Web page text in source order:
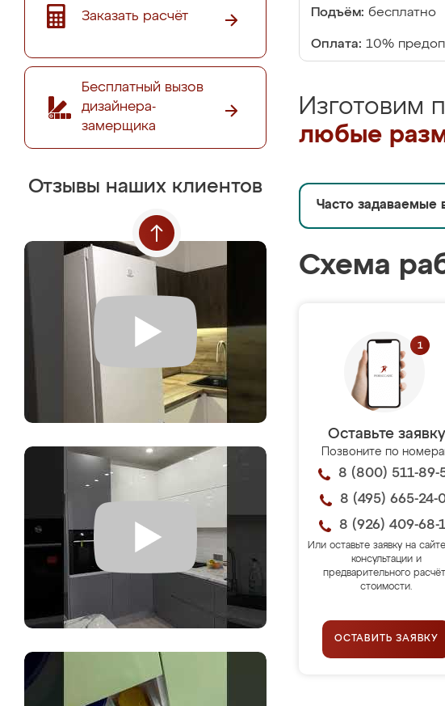
Заказать расчёт
Бесплатный вызов
дизайнера-
замерщика
Отзывы наших клиентов
Подъём: бесплатно
Оплата: 10%
Изготовим
любые
Часто задаваемые
Схема
Оставьте заявку
Позвоните по
8 (800) 511-89-
8 (495) 665-24-
8 (926) 409-68-
Или оставьте заявку на
консультации и
предварительного
стоимости.
ОСТАВИТЬ ЗАЯВКУ